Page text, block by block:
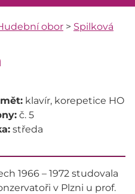
obor > Spilková
klavír, korepetice HO
č. 5
středa
1966 – 1972 studovala
v Plzni u prof.